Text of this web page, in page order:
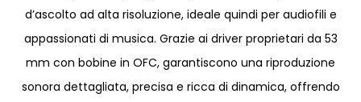
d’ascolto ad alta risoluzione, ideale quindi per audiofili e
appassionati di musica. Grazie ai driver proprietari da 53
mm con bobine in OFC, garantiscono una riproduzione
sonora dettagliata, precisa e ricca di dinamica, offrendo